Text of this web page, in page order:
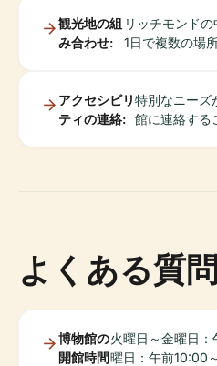
観光地の組
み合わせ:
リッチモンドの
1日で複数の場
アクセシビリ
ティの連絡:
特別なニーズ
館に連絡する
よくある質
博物館の
開館時間
火曜日～金曜日
曜日：午前10:00